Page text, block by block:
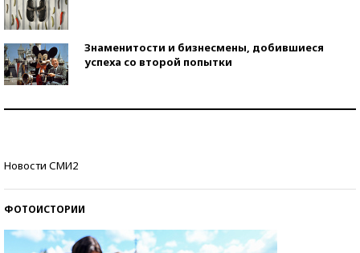
Знаменитости и бизнесмены, добившиеся
успеха со второй попытки
Новости СМИ2
ФОТОИСТОРИИ